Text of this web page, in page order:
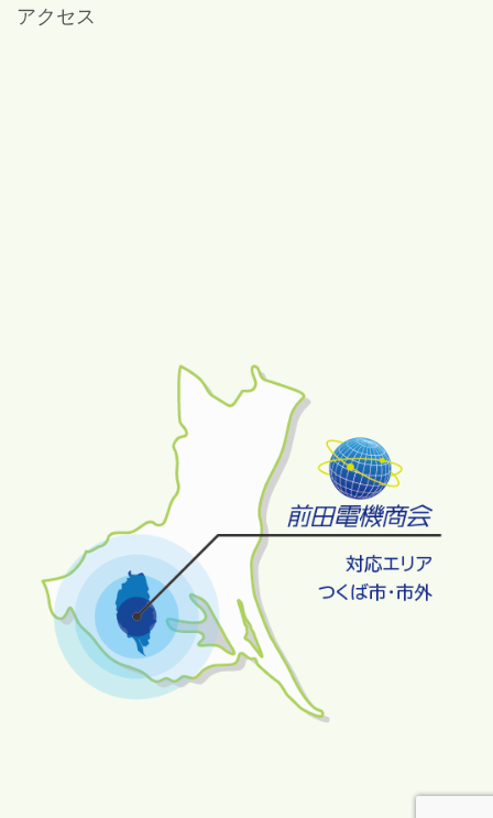
アクセス